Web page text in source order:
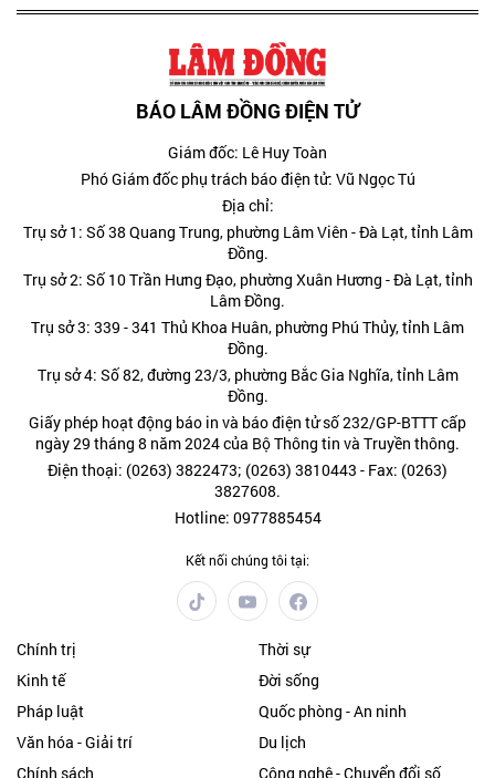
BÁO LÂM ĐỒNG ĐIỆN TỬ
Giám đốc: Lê Huy Toàn
Phó Giám đốc phụ trách báo điện tử: Vũ Ngọc Tú
Địa chỉ:
Trụ sở 1: Số 38 Quang Trung, phường Lâm Viên - Đà Lạt, tỉnh Lâm
Đồng.
Trụ sở 2: Số 10 Trần Hưng Đạo, phường Xuân Hương - Đà Lạt, tỉnh
Lâm Đồng.
Trụ sở 3: 339 - 341 Thủ Khoa Huân, phường Phú Thủy, tỉnh Lâm
Đồng.
Trụ sở 4: Số 82, đường 23/3, phường Bắc Gia Nghĩa, tỉnh Lâm
Đồng.
Giấy phép hoạt động báo in và báo điện tử số 232/GP-BTTT cấp
ngày 29 tháng 8 năm 2024 của Bộ Thông tin và Truyền thông.
Điện thoại: (0263) 3822473; (0263) 3810443 - Fax: (0263)
3827608.
Hotline: 0977885454
Kết nối chúng tôi tại:
Chính trị
Thời sự
Kinh tế
Đời sống
Pháp luật
Quốc phòng - An ninh
Văn hóa - Giải trí
Du lịch
Chính sách
Công nghệ - Chuyển đổi số